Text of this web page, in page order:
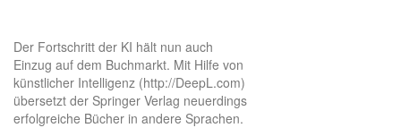
Der Fortschritt der KI hält nun auch
Einzug auf dem Buchmarkt. Mit Hilfe von
künstlicher Intelligenz (http://DeepL.com)
übersetzt der Springer Verlag neuerdings
erfolgreiche Bücher in andere Sprachen.